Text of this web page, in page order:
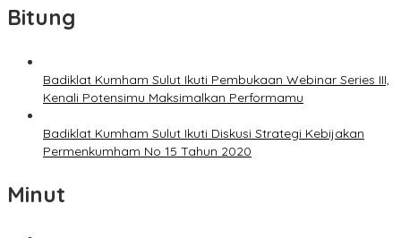
Bitung
Badiklat Kumham Sulut Ikuti Pembukaan Webinar Series III,
Kenali Potensimu Maksimalkan Performamu
Badiklat Kumham Sulut Ikuti Diskusi Strategi Kebijakan
Permenkumham No 15 Tahun 2020
Minut